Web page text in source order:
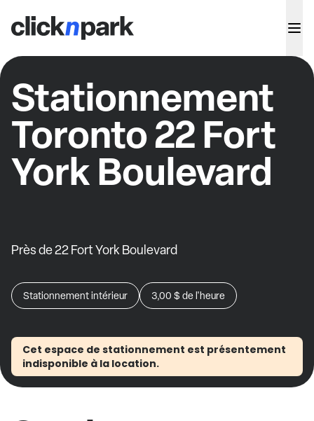
Stationnement
Toronto 22 Fort
York Boulevard
Près de 22 Fort York Boulevard
Stationnement intérieur 3,00 $ de l'heure
Cet espace de stationnement est présentement
indisponible à la location.